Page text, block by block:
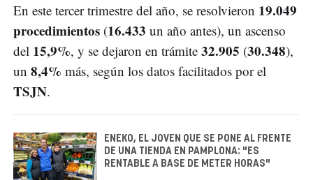
En este tercer trimestre del año, se resolvieron 19.049
procedimientos (16.433 un año antes), un ascenso
del 15,9%, y se dejaron en trámite 32.905 (30.348),
un 8,4% más, según los datos facilitados por el
TSJN.
ENEKO, EL JOVEN QUE SE PONE AL FRENTE
DE UNA TIENDA EN PAMPLONA: "ES
RENTABLE A BASE DE METER HORAS"